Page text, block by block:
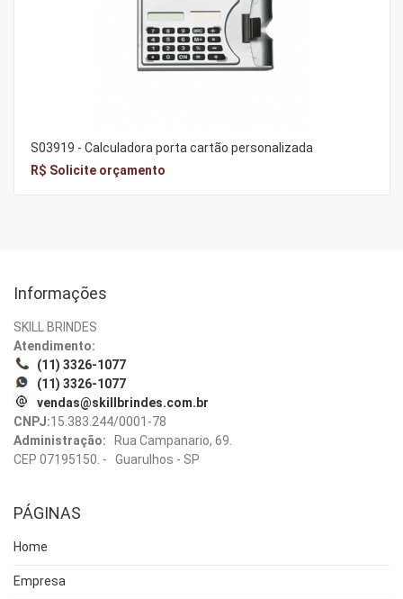
S03919 - Calculadora porta cartão personalizada
R$ Solicite orçamento
Informações
SKILL BRINDES
Atendimento:
(11) 3326-1077
(11) 3326-1077
vendas@skillbrindes.com.br
CNPJ:15.383.244/0001-78
Administração: Rua Campanario, 69.
CEP 07195150. - Guarulhos - SP
PÁGINAS
Home
Empresa